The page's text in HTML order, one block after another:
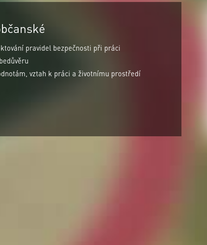
pravidel bezpečnosti při práci
vztah k práci a životnímu prostředí